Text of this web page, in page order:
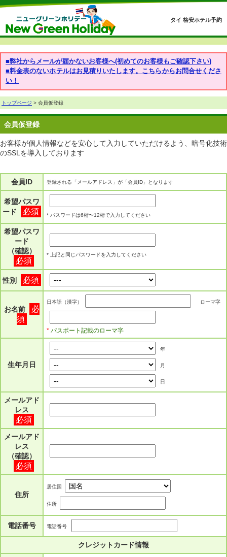
タイ 格安ホテル予約
■弊社からメールが届かないお客様へ(初めてのお客様もご確認下さい)
■料金表のないホテルはお見積りいたします。こちらからお問合せくださ
い！
トップページ > 会員仮登録
会員仮登録
お客様が個人情報などを安心して入力していただけるよう、暗号化技術
のSSLを導入しております
会員ID 登録される「メールアドレス」が「会員ID」となります
希望パスワ
ード
必須 * パスワードは6桁〜12桁で入力してください
希望パスワ
ード
（確認）
必須
* 上記と同じパスワードを入力してください
性別 必須
お名前
必
須
日本語（漢字） ローマ字
* パスポート記載のローマ字
生年月日
年
月
日
メールアド
レス
必須
メールアド
レス
（確認）
必須
住所
居住国
住所
電話番号 電話番号
クレジットカード情報